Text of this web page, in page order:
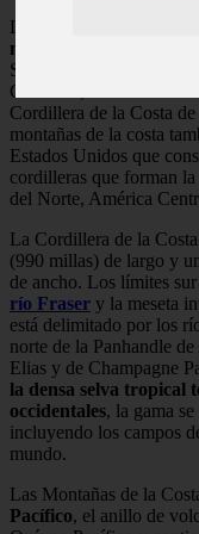
Las Montañas de la Costa
más grande llamado
Sistema de la Montaña
Cascadas, las
Cordillera de la Costa
montañas de la costa
Estados Unidos que
cordilleras que forman
del Norte, América
La Cordillera de la
(990 millas) de largo y
de ancho. Los límites
río Fraser y la meseta
está delimitado por los
norte de la Panhandle
Elias y de Champagne
la densa selva tropical
occidentales, la gama
incluyendo los campos
mundo.
Las Montañas de la
Pacífico, el anillo de